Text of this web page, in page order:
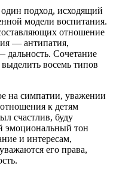
подход, исходящий
модели воспитания.
отношение
— антипатия,
Сочетание
восемь типов
на симпатии, уважении
к детям
счастлив, буду
эмоциональный тон
и интересам,
его права,